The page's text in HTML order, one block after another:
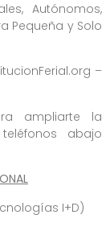
Autónomos,
Pequeña y Solo
–
ampliarte la
abajo
I+D)